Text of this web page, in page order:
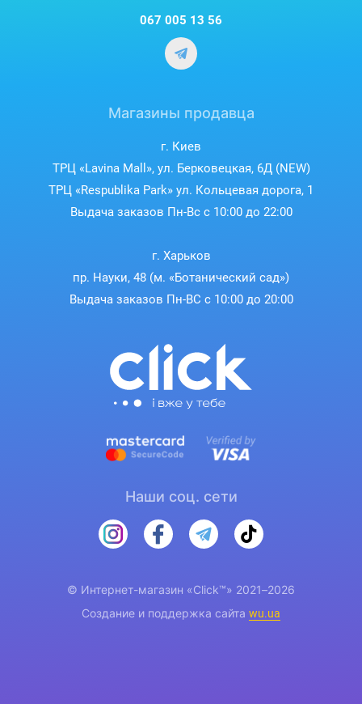
067 005 13 56
Магазины продавца
г. Киев
ТРЦ «Lavina Mall», ул. Берковецкая, 6Д (NEW)
ТРЦ «Respublika Park» ул. Кольцевая дорога, 1
Выдача заказов Пн-Вс с 10:00 до 22:00
г. Харьков
пр. Науки, 48 (м. «Ботанический сад»)
Выдача заказов Пн-ВС с 10:00 до 20:00
Наши соц. сети
© Интернет-магазин «Click™» 2021–2026
Создание и поддержка сайта wu.ua